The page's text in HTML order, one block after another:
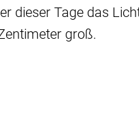
dieser Tage das
groß.